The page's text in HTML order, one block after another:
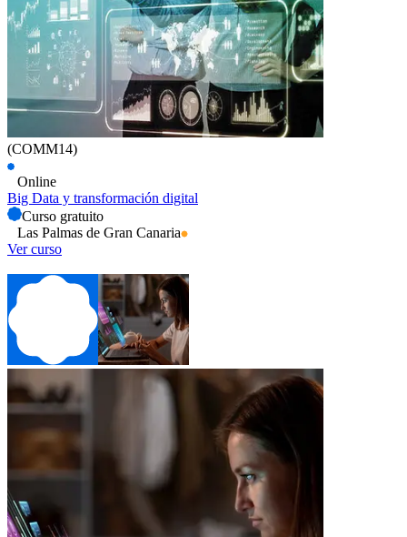
(COMM14)
Online
Big Data y transformación digital
Curso gratuito
Las Palmas de Gran Canaria
Ver curso